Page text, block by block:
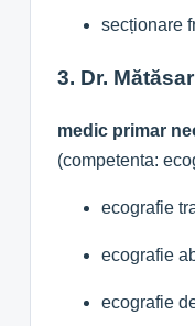
secționare
3. Dr.
medic primar
(competenta:
ecografie
ecografie
ecografie